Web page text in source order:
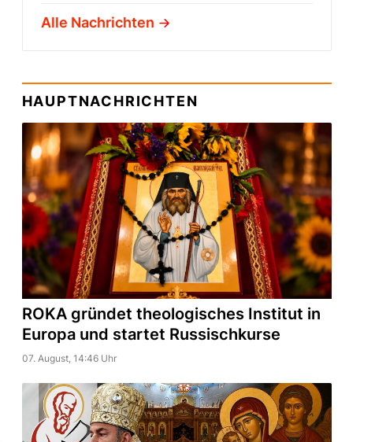
Alle Nachrichten
HAUPTNACHRICHTEN
ROKA gründet theologisches Institut in
Europa und startet Russischkurse
07. August, 14:46 Uhr